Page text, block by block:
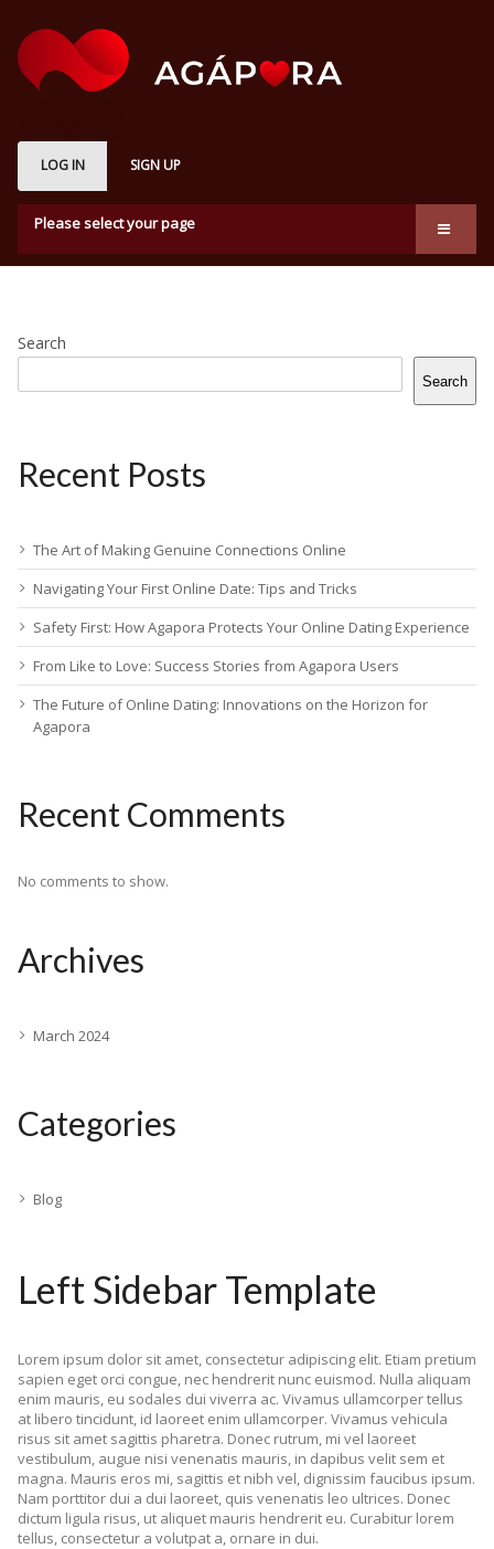
LOG IN SIGN UP
Please select your page
About us
How it works
Subscription Plans
Search
Search
Recent Posts
The Art of Making Genuine Connections Online
Navigating Your First Online Date: Tips and Tricks
Safety First: How Agapora Protects Your Online Dating Experience
From Like to Love: Success Stories from Agapora Users
The Future of Online Dating: Innovations on the Horizon for
Agapora
Recent Comments
No comments to show.
Archives
March 2024
Categories
Blog
Left Sidebar Template
Lorem ipsum dolor sit amet, consectetur adipiscing elit. Etiam pretium
sapien eget orci congue, nec hendrerit nunc euismod. Nulla aliquam
enim mauris, eu sodales dui viverra ac. Vivamus ullamcorper tellus
at libero tincidunt, id laoreet enim ullamcorper. Vivamus vehicula
risus sit amet sagittis pharetra. Donec rutrum, mi vel laoreet
vestibulum, augue nisi venenatis mauris, in dapibus velit sem et
magna. Mauris eros mi, sagittis et nibh vel, dignissim faucibus ipsum.
Nam porttitor dui a dui laoreet, quis venenatis leo ultrices. Donec
dictum ligula risus, ut aliquet mauris hendrerit eu. Curabitur lorem
tellus, consectetur a volutpat a, ornare in dui.